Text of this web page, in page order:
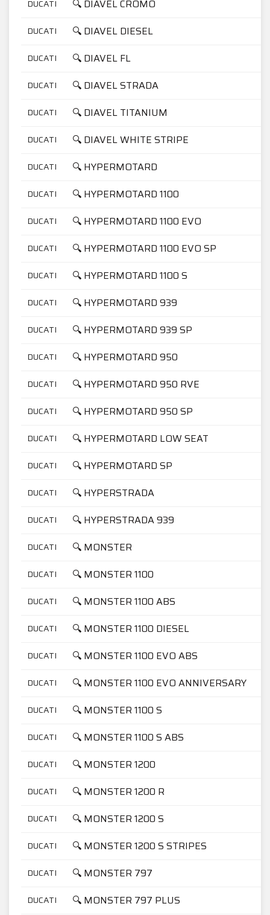
DUCATI 🔍 DIAVEL CROMO
DUCATI 🔍 DIAVEL DIESEL
DUCATI 🔍 DIAVEL FL
DUCATI 🔍 DIAVEL STRADA
DUCATI 🔍 DIAVEL TITANIUM
DUCATI 🔍 DIAVEL WHITE STRIPE
DUCATI 🔍 HYPERMOTARD
DUCATI 🔍 HYPERMOTARD 1100
DUCATI 🔍 HYPERMOTARD 1100 EVO
DUCATI 🔍 HYPERMOTARD 1100 EVO SP
DUCATI 🔍 HYPERMOTARD 1100 S
DUCATI 🔍 HYPERMOTARD 939
DUCATI 🔍 HYPERMOTARD 939 SP
DUCATI 🔍 HYPERMOTARD 950
DUCATI 🔍 HYPERMOTARD 950 RVE
DUCATI 🔍 HYPERMOTARD 950 SP
DUCATI 🔍 HYPERMOTARD LOW SEAT
DUCATI 🔍 HYPERMOTARD SP
DUCATI 🔍 HYPERSTRADA
DUCATI 🔍 HYPERSTRADA 939
DUCATI 🔍 MONSTER
DUCATI 🔍 MONSTER 1100
DUCATI 🔍 MONSTER 1100 ABS
DUCATI 🔍 MONSTER 1100 DIESEL
DUCATI 🔍 MONSTER 1100 EVO ABS
DUCATI 🔍 MONSTER 1100 EVO ANNIVERSARY
DUCATI 🔍 MONSTER 1100 S
DUCATI 🔍 MONSTER 1100 S ABS
DUCATI 🔍 MONSTER 1200
DUCATI 🔍 MONSTER 1200 R
DUCATI 🔍 MONSTER 1200 S
DUCATI 🔍 MONSTER 1200 S STRIPES
DUCATI 🔍 MONSTER 797
DUCATI 🔍 MONSTER 797 PLUS